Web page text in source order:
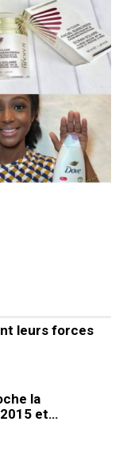
leurs forces
la
et…